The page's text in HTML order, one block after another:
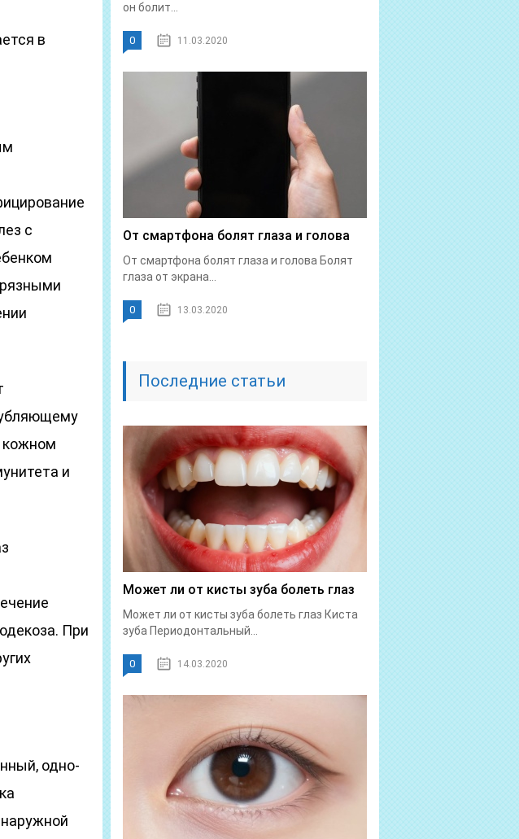
в
с
кожном
и
При
одно-
он болит...
0 11.03.2020
От смартфона болят глаза и голова
От смартфона болят глаза и голова Болят
глаза от экрана...
0 13.03.2020
Последние статьи
Может ли от кисты зуба болеть глаз
Может ли от кисты зуба болеть глаз Киста
зуба Периодонтальный...
0 14.03.2020